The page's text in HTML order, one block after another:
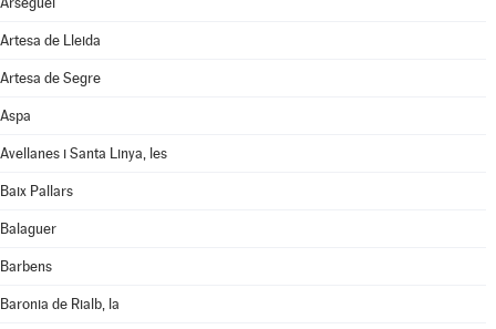
Artesa de Lleida
Artesa de Segre
Aspa
Avellanes i Santa Linya, les
Baix Pallars
Balaguer
Barbens
Baronia de Rialb, la